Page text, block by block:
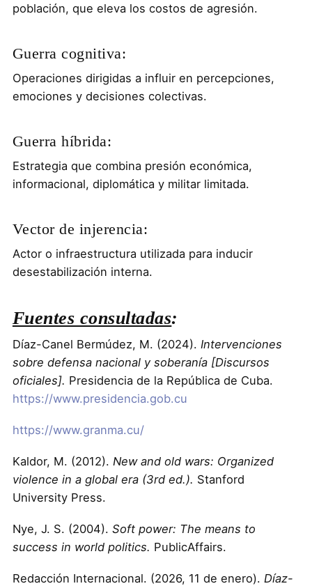
población, que eleva los costos de agresión.
Guerra cognitiva:
Operaciones dirigidas a influir en percepciones,
emociones y decisiones colectivas.
Guerra híbrida:
Estrategia que combina presión económica,
informacional, diplomática y militar limitada.
Vector de injerencia:
Actor o infraestructura utilizada para inducir
desestabilización interna.
Fuentes consultadas:
Díaz-Canel Bermúdez, M. (2024). Intervenciones
sobre defensa nacional y soberanía [Discursos
oficiales]. Presidencia de la República de Cuba.
https://www.presidencia.gob.cu
https://www.granma.cu/
Kaldor, M. (2012). New and old wars: Organized
violence in a global era (3rd ed.). Stanford
University Press.
Nye, J. S. (2004). Soft power: The means to
success in world politics. PublicAffairs.
Redacción Internacional. (2026, 11 de enero). Díaz-